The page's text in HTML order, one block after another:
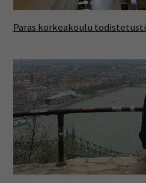
Paras korkeakoulu todistetusti